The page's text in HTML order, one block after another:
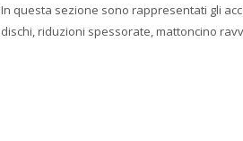
In questa sezione sono rappresentati gli
dischi, riduzioni spessorate, mattoncino